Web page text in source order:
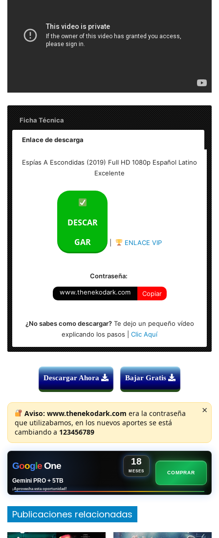
Ficha Técnica
Enlace de descarga
Excelente
Espías A Escondidas (2019) Full HD 1080p Español Latino
Excelente
DESCAR
GAR
ENLACE VIP
Contraseña:
www.thenekodark.com Copiar
¿No sabes como descargar?Te dejo un pequeño vídeo
explicando los pasos | Clic Aquí
Descargar Ahora Bajar Gratis
Aviso: www.thenekodark.com era la contraseña
que utilizabamos, en los nuevos aportes se está
cambiando a 123456789
×
GoogeOne 18
MESES
Gemini PRO + 5TB
¡Aprovecha esta oportunidad!
COMPRAR
Publicaciones relacionadas